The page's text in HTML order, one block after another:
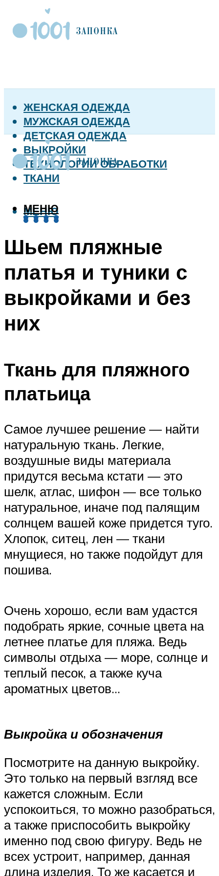
ЖЕНСКАЯ ОДЕЖДА
МУЖСКАЯ ОДЕЖДА
ДЕТСКАЯ ОДЕЖДА
ВЫКРОЙКИ
ТЕХНОЛОГИИ ОБРАБОТКИ
ТКАНИ
МЕНЮ
МЕНЮ
Шьем пляжные
платья и туники с
выкройками и без
них
Ткань для пляжного
платьица
Самое лучшее решение — найти
натуральную ткань. Легкие,
воздушные виды материала
придутся весьма кстати — это
шелк, атлас, шифон — все только
натуральное, иначе под палящим
солнцем вашей коже придется туго.
Хлопок, ситец, лен — ткани
мнущиеся, но также подойдут для
пошива.
Очень хорошо, если вам удастся
подобрать яркие, сочные цвета на
летнее платье для пляжа. Ведь
символы отдыха — море, солнце и
теплый песок, а также куча
ароматных цветов…
Выкройка и обозначения
Посмотрите на данную выкройку.
Это только на первый взгляд все
кажется сложным. Если
успокоиться, то можно разобраться,
а также приспособить выкройку
именно под свою фигуру. Ведь не
всех устроит, например, данная
длина изделия. То же касается и